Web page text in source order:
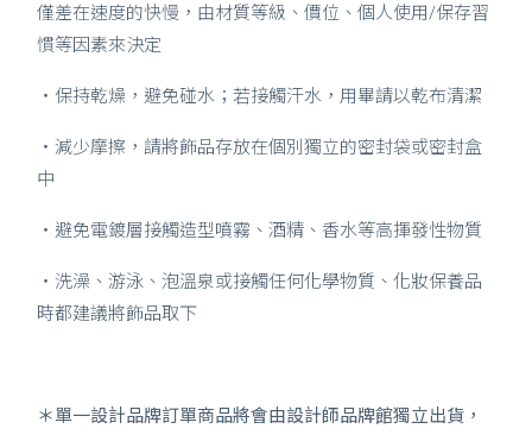
僅差在速度的快慢，由材質等級、價位、個人使用/保存習
慣等因素來決定
・保持乾燥，避免碰水；若接觸汗水，用畢請以乾布清潔
・減少摩擦，請將飾品存放在個別獨立的密封袋或密封盒
中
・避免電鍍層接觸造型噴霧、酒精、香水等高揮發性物質
・洗澡、游泳、泡溫泉或接觸任何化學物質、化妝保養品
時都建議將飾品取下
＊單一設計品牌訂單商品將會由設計師品牌館獨立出貨，